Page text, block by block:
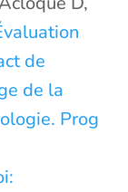
de
de la
Prog